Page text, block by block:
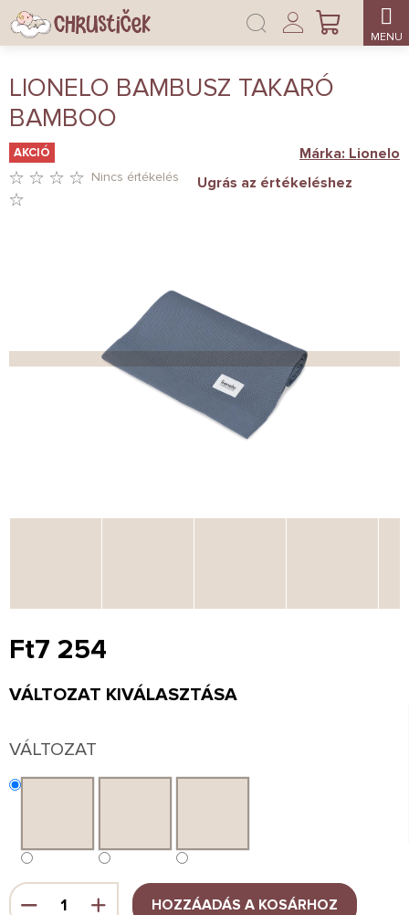
Ugrás
fő
KOSÁR
Bejelentkezés
LIONELO BAMBUSZ TAKARÓ
BAMBOO
AKCIÓ
CSILLAG.
Nincs értékelés Ugrás az értékeléshez
Márka: Lionelo
Ft7 254
Egységár:
VÁLTOZAT KIVÁLASZTÁSA
VÁLTOZAT
HOZZÁADÁS A KOSÁRHOZ